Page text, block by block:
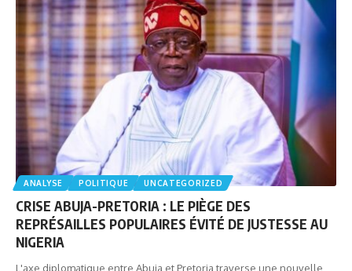
ANALYSE POLITIQUE UNCATEGORIZED
CRISE ABUJA-PRETORIA : LE PIÈGE DES
REPRÉSAILLES POPULAIRES ÉVITÉ DE JUSTESSE AU
NIGERIA
L'axe diplomatique entre Abuja et Pretoria traverse une nouvelle